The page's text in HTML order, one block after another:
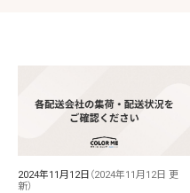
2024年11月12日 （2024年11月12日 更
新）